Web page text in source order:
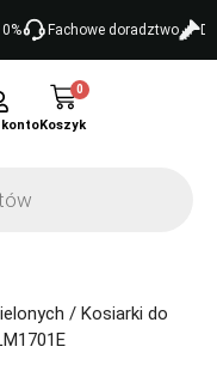
Fachowe doradztwo
konto
0
/ Kosiarki do